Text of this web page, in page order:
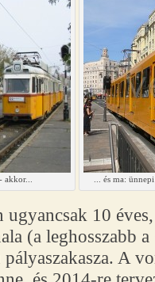
... és ma:
10
(a leghosszabb
A